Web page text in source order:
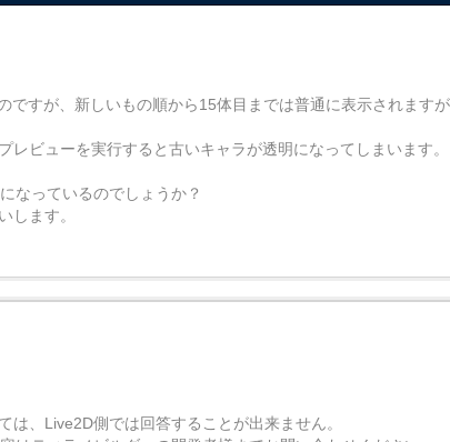
ですが、新しいもの順から15体目までは普通に表示されます
ビューを実行すると古いキャラが透明になってしまいます。
なっているのでしょうか？
します。
、Live2D側では回答することが出来ません。